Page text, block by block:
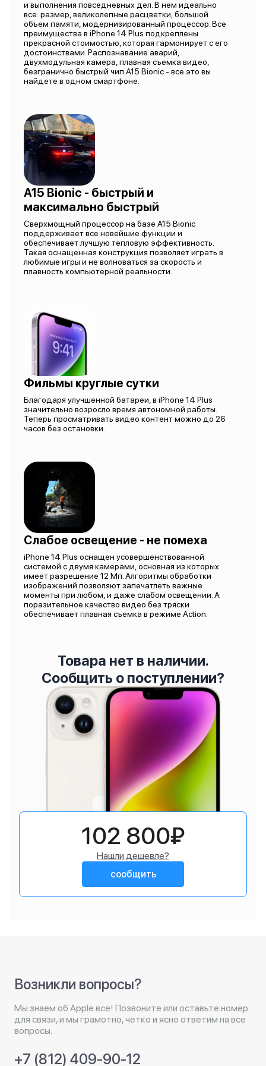
и выполнения повседневных дел. В нем идеально
все: размер, великолепные расцветки, большой
объем памяти, модернизированный процессор. Все
преимущества в iPhone 14 Plus подкреплены
прекрасной стоимостью, которая гармонирует с его
достоинствами. Распознавание аварий,
двухмодульная камера, плавная съемка видео,
безгранично быстрый чип A15 Bionic - все это вы
найдете в одном смартфоне.
A15 Bionic - быстрый и
максимально быстрый
Сверхмощный процессор на базе A15 Bionic
поддерживает все новейшие функции и
обеспечивает лучшую тепловую эффективность.
Такая оснащенная конструкция позволяет играть в
любимые игры и не волноваться за скорость и
плавность компьютерной реальности.
Фильмы круглые сутки
Благодаря улучшенной батареи, в iPhone 14 Plus
значительно возросло время автономной работы.
Теперь просматривать видео контент можно до 26
часов без остановки.
Слабое освещение - не помеха
iPhone 14 Plus оснащен усовершенствованной
системой с двумя камерами, основная из которых
имеет разрешение 12 Мп. Алгоритмы обработки
изображений позволяют запечатлеть важные
моменты при любом, и даже слабом освещении. А
поразительное качество видео без тряски
обеспечивает плавная съемка в режиме Action.
Товара нет в наличии.
Сообщить о поступлении?
102 800₽
Нашли дешевле?
сообщить
Возникли вопросы?
Мы знаем об Apple все! Позвоните или оставьте номер
для связи, и мы грамотно, четко и ясно ответим на все
вопросы.
+7 (812) 409-90-12